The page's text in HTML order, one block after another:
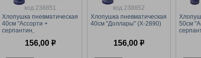
код 238851
Хлопушка пневматическая
40см "Ассорти +
серпантин,
(Х-2889)156,00 р
код 238852
Хлопушка пневматическая
40см "Доллары" (Х-2890)
156,00 р
50см